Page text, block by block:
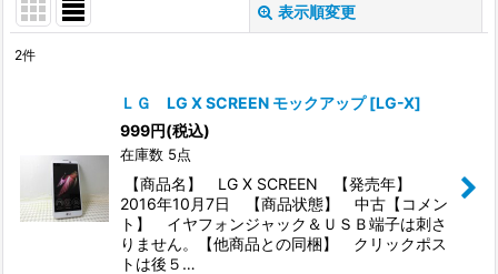
表示順変更
絞り込む
2件
ＬＧ LG X SCREEN モックアップ [LG-X]
999円(税込)
在庫数 5点
【商品名】 LG X SCREEN 【発売年】
2016年10月7日 【商品状態】 中古【コメン
ト】 イヤフォンジャック＆ＵＳＢ端子は刺さ
りません。【他商品との同梱】 クリックポス
トは後５…